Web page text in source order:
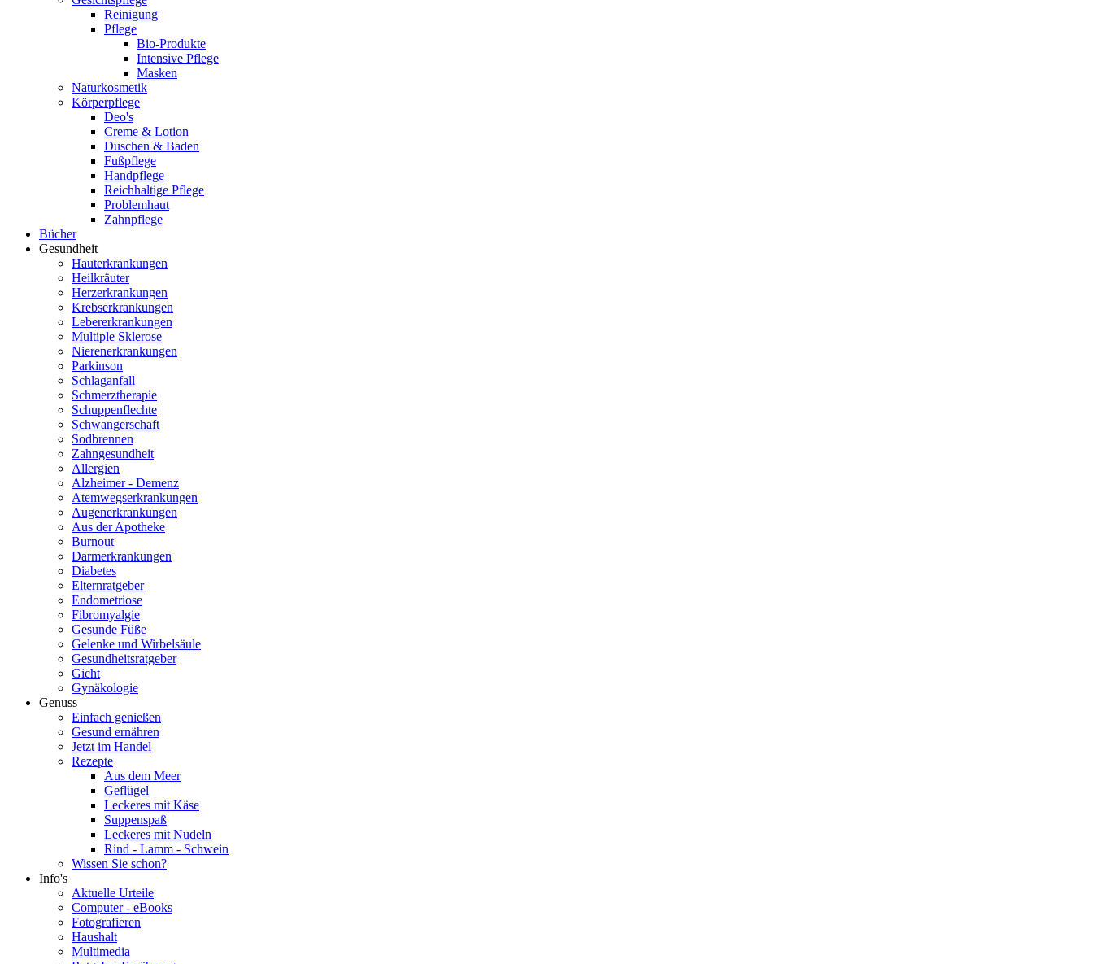
Reinigung
Pflege
Bio-Produkte
Intensive Pflege
Masken
Naturkosmetik
Körperpflege
Deo's
Creme & Lotion
Duschen & Baden
Fußpflege
Handpflege
Reichhaltige Pflege
Problemhaut
Zahnpflege
Bücher
Gesundheit
Hauterkrankungen
Heilkräuter
Herzerkrankungen
Krebserkrankungen
Lebererkrankungen
Multiple Sklerose
Nierenerkrankungen
Parkinson
Schlaganfall
Schmerztherapie
Schuppenflechte
Schwangerschaft
Sodbrennen
Zahngesundheit
Allergien
Alzheimer - Demenz
Atemwegserkrankungen
Augenerkrankungen
Aus der Apotheke
Burnout
Darmerkrankungen
Diabetes
Elternratgeber
Endometriose
Fibromyalgie
Gesunde Füße
Gelenke und Wirbelsäule
Gesundheitsratgeber
Gicht
Gynäkologie
Genuss
Einfach genießen
Gesund ernähren
Jetzt im Handel
Rezepte
Aus dem Meer
Geflügel
Leckeres mit Käse
Suppenspaß
Leckeres mit Nudeln
Rind - Lamm - Schwein
Wissen Sie schon?
Info's
Aktuelle Urteile
Computer - eBooks
Fotografieren
Haushalt
Multimedia